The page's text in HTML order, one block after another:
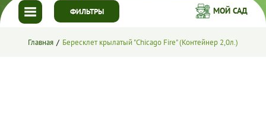
ФИЛЬТРЫ
ГЛАВНАЯ
МОЙ САД
Главная Бересклет крылатый "Chicago Fire" (Контейнер 2,0л.)